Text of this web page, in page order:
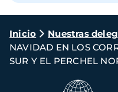
Ruta
de
navegación
Inicio Nuestras
NAVIDAD EN LOS
SUR Y EL PERCHEL